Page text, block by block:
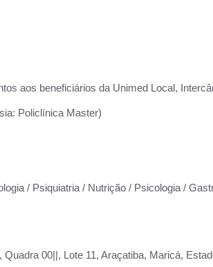
aos beneficiários da Unimed Local,
Policlínica Master)
/ Psiquiatria / Nutrição / Psicologia /
00||, Lote 11, Araçatiba, Maricá,